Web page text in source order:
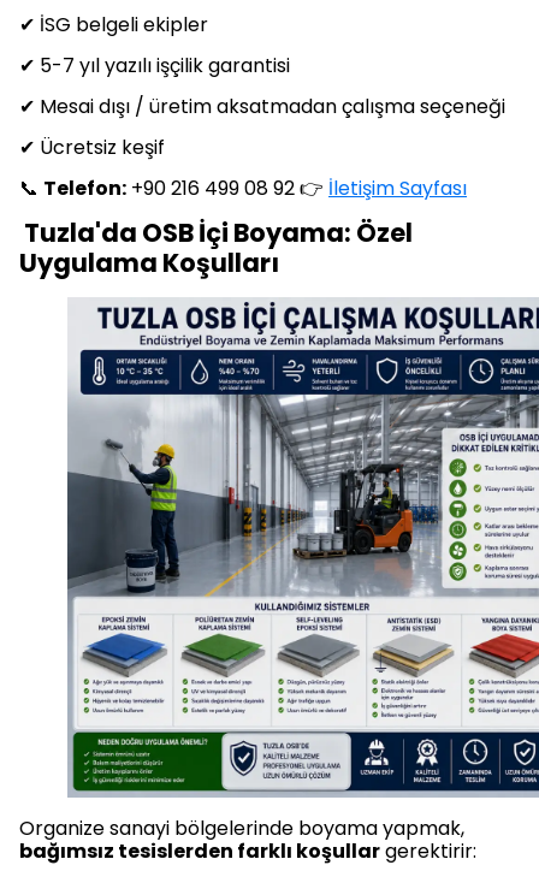
✔ İSG belgeli ekipler
✔ 5-7 yıl yazılı işçilik garantisi
✔ Mesai dışı / üretim aksatmadan çalışma seçeneği
✔ Ücretsiz keşif
📞 Telefon: +90 216 499 08 92 👉 İletişim Sayfası
Tuzla'da OSB İçi Boyama: Özel
Uygulama Koşulları
Organize sanayi bölgelerinde boyama yapmak,
bağımsız tesislerden farklı koşullargerektirir: